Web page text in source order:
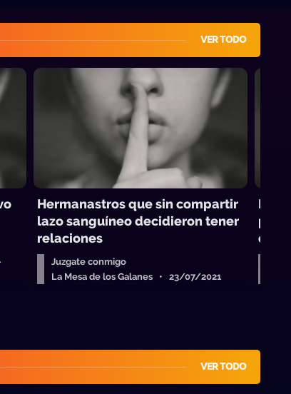
VER TODO
Hermanastros que sin compartir
lazo sanguíneo decidieron tener
relaciones
Juzgate conmigo
La Mesa de los Galanes • 23/07/2021
Le
pero
VER TODO